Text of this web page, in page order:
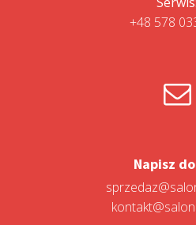
+48 578
Napisz